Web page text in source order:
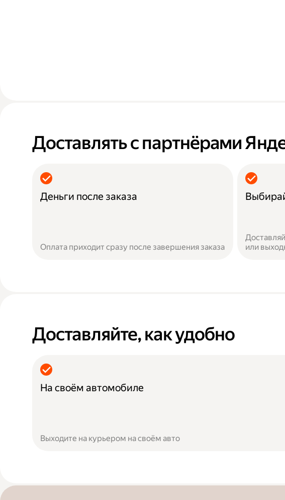
Доставлять с партнёрами
Деньги после заказа
Оплата приходит сразу после завершения заказа
или
Доставляйте, как удобно
На своём автомобиле
Выходите на курьером на своём авто